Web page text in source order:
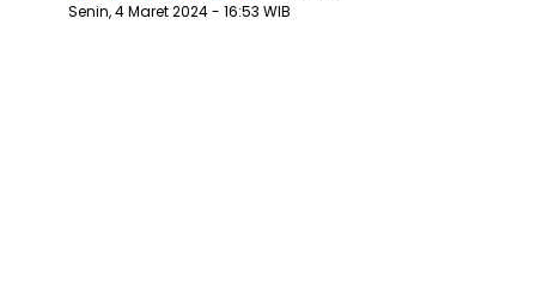
Senin, 4 Maret 2024- 16:53 WIB